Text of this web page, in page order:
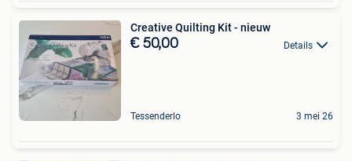
Creative Quilting Kit - nieuw
€ 50,00 Details
Tessenderlo 3 mei 26